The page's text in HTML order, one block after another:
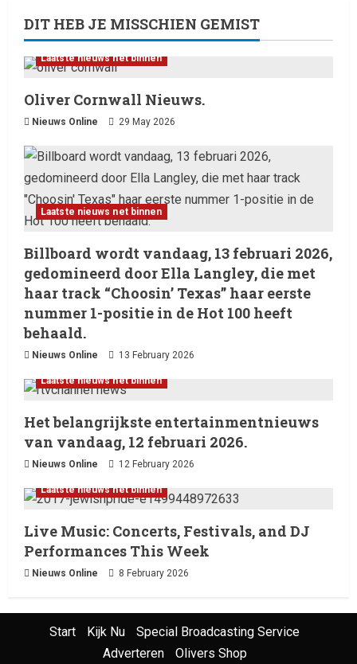
DIT HEB JE MISSCHIEN GEMIST
Laatste nieuws net binnen
Oliver Cornwall Nieuws.
Nieuws Online 29 May 2026
Laatste nieuws net binnen
Billboard wordt vandaag, 13 februari 2026,
gedomineerd door Ella Langley, die met
haar track “Choosin’ Texas” haar eerste
nummer 1-positie in de Hot 100 heeft
behaald.
Nieuws Online 13 February 2026
Laatste nieuws net binnen
Het belangrijkste entertainmentnieuws
van vandaag, 12 februari 2026.
Nieuws Online 12 February 2026
Laatste nieuws net binnen
Live Music: Concerts, Festivals, and DJ
Performances This Week
Nieuws Online 8 February 2026
Start Kijk Nu
Special Broadcasting Service
Adverteren
Olivers Shop